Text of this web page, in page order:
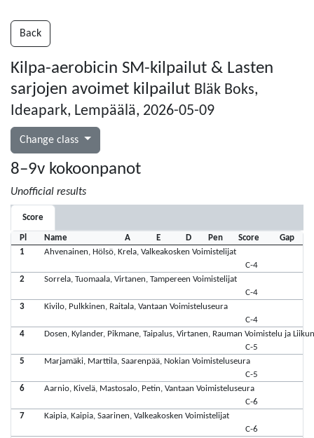
Back
Kilpa-aerobicin SM-kilpailut & Lasten
sarjojen avoimet kilpailut Bläk Boks,
Ideapark, Lempäälä, 2026-05-09
Change class
8–9v kokoonpanot
Unofficial results
Score
Pl Name A E D Pen Score
Gap
1
Ahvenainen, Hölsö, Krela, Valkeakosken Voimistelijat
C-4
2
Sorrela, Tuomaala, Virtanen, Tampereen Voimistelijat
C-4
3
Kivilo, Pulkkinen, Raitala, Vantaan Voimisteluseura
C-4
4
Dosen, Kylander, Pikmane, Taipalus, Virtanen, Rauman Voimistelu ja
C-5
5
Marjamäki, Marttila, Saarenpää, Nokian Voimisteluseura
C-5
6
Aarnio, Kivelä, Mastosalo, Petin, Vantaan Voimisteluseura
C-6
7
Kaipia, Kaipia, Saarinen, Valkeakosken Voimistelijat
C-6